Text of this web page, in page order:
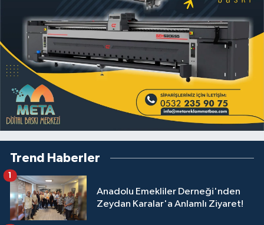
Trend Haberler
Anadolu Emekliler Derneği'nden
Zeydan Karalar'a Anlamlı Ziyaret!
1